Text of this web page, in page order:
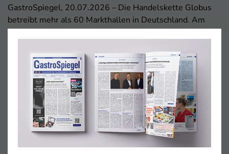
GastroSpiegel, 20.07.2026 – Die Handelskette Globus
betreibt mehr als 60 Markthallen in Deutschland. Am
Standort Eschborn bei Frankfurt am Main hat der